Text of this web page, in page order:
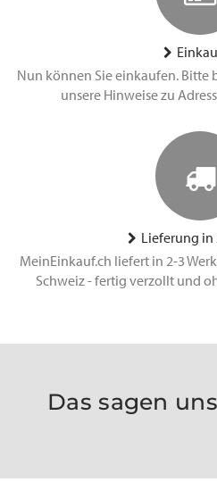
Nun können Sie einkaufen. Bitte
unsere Hinweise zu
Lieferung in
MeinEinkauf.ch liefert in 2-3
Schweiz - fertig verzollt und
Das sagen